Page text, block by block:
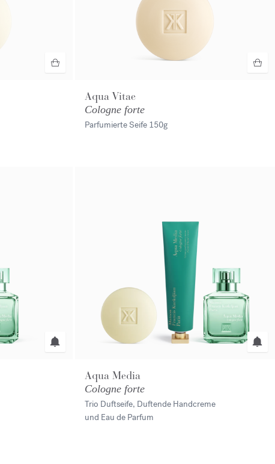
Aqua Vitae
Cologne forte
Parfumierte Seife 150g
Aqua Media
Cologne forte
Trio Duftseife, Duftende Handcreme
und Eau de Parfum